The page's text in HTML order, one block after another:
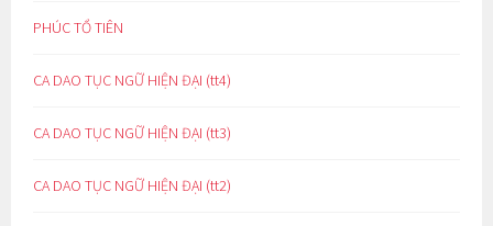
PHÚC TỔ TIÊN
CA DAO TỤC NGỮ HIỆN ĐẠI (tt4)
CA DAO TỤC NGỮ HIỆN ĐẠI (tt3)
CA DAO TỤC NGỮ HIỆN ĐẠI (tt2)